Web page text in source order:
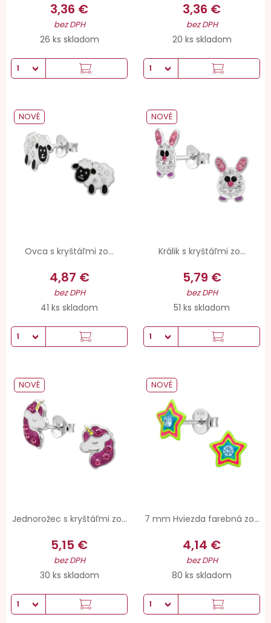
3,36 €
bez DPH
26 ks skladom
3,36 €
bez DPH
20 ks skladom
Ovca s kryštáľmi zo...
4,87 €
bez DPH
41 ks skladom
NOVÉ
Králik s kryštáľmi zo...
5,79 €
bez DPH
51 ks skladom
NOVÉ
Jednorožec s kryštáľmi zo...
5,15 €
bez DPH
30 ks skladom
NOVÉ
7 mm Hviezda farebná zo...
4,14 €
bez DPH
80 ks skladom
NOVÉ